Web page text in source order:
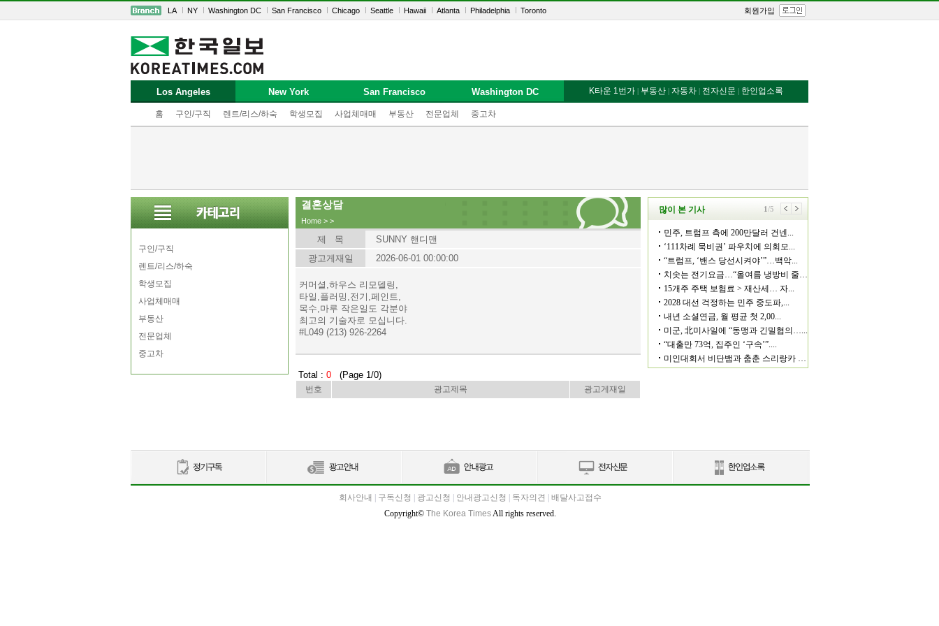
LA NY Washington DC San Francisco Chicago Seattle Hawaii Atlanta Philadelphia Toronto 회원가입
Los Angeles
홈 구인/구직 렌트/리스/하숙 학생모집 사업체매매 부동산 전문업체 중고차
New York San Francisco Washington DC K타운 1번가 | 부동산 | 자동차 | 전자신문 | 한인업소록
구인/구직
렌트/리스/하숙
학생모집
사업체매매
부동산
전문업체
중고차
결혼상담
Home > >
제 목
SUNNY 핸디맨
광고게재일
2026-06-01 00:00:00
커머셜,하우스 리모델링,
타일,플러밍,전기,페인트,
목수,마루 작은일도 각분야
최고의 기술자로 모십니다.
#L049 (213) 926-2264
Total : 0 (Page 1/0)
번호 광고제목 광고게재일
회사안내 구독신청 광고신청 안내광고신청 독자의견
배달사고접수
Copyright© The Korea TimesAll rights reserved.